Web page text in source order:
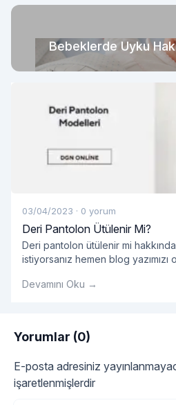
Bebeklerde Uyku
03/04/2023 · 0 yorum
Deri Pantolon Ütülenir Mi?
Deri pantolon ütülenir mi
istiyorsanız hemen blog yazımızı
Devamını Oku →
Yorumlar (0)
E-posta adresiniz
işaretlenmişlerdir